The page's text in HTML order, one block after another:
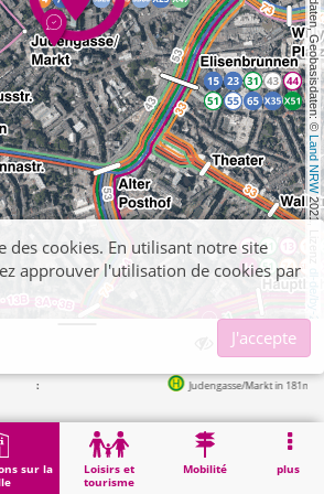
, Kartendaten, Geobasisdaten: ©
Land NRW
2021, Lizenz
dl-de/by-2-0
sur la
Loisirs et
tourisme
Mobilité plus
Judengasse/Markt in 181m
Administration Aachen, AOK
des cookies. En utilisant notre site
approuver l'utilisation de cookies par
J'accepte